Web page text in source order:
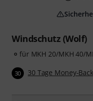
Windschutz (Wolf)
für MKH 20/MKH 40/
30 30 Tage Money-